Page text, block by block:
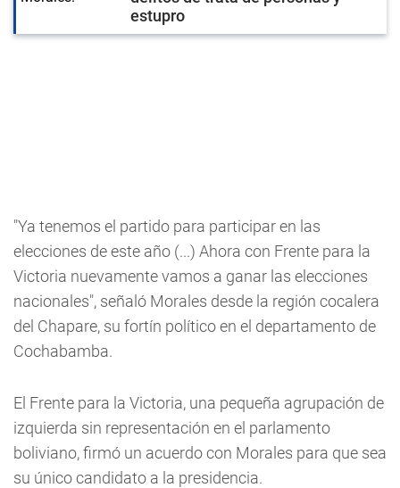
estupro
"Ya tenemos el partido para participar en las
elecciones de este año (...) Ahora con Frente para la
Victoria nuevamente vamos a ganar las elecciones
nacionales", señaló Morales desde la región cocalera
del Chapare, su fortín político en el departamento de
Cochabamba.
El Frente para la Victoria, una pequeña agrupación de
izquierda sin representación en el parlamento
boliviano, firmó un acuerdo con Morales para que sea
su único candidato a la presidencia.